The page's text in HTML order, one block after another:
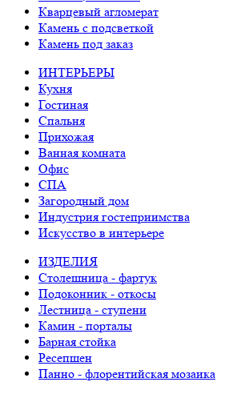
Кварцевый агломерат
Камень с подсветкой
Камень под заказ
ИНТЕРЬЕРЫ
Кухня
Гостиная
Спальня
Прихожая
Ванная комната
Офис
СПА
Загородный дом
Индустрия гостеприимства
Искусство в интерьере
ИЗДЕЛИЯ
Столешница - фартук
Подоконник - откосы
Лестница - ступени
Камин - порталы
Барная стойка
Ресепшен
Панно - флорентийская мозаика